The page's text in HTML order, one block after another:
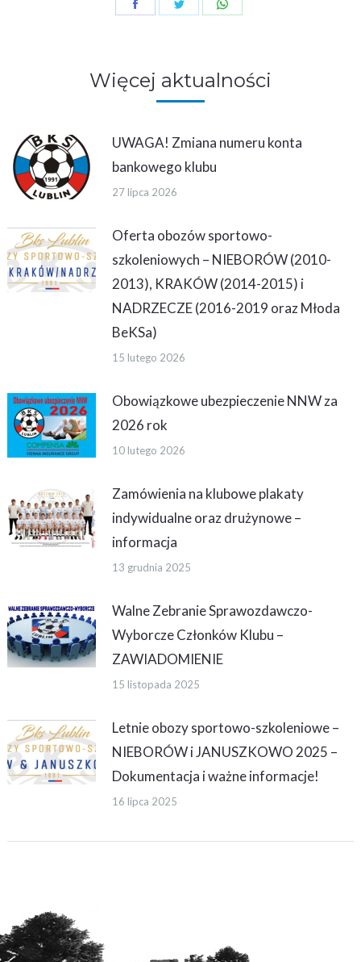
Więcej aktualności
UWAGA! Zmiana numeru konta
bankowego klubu
27 lipca 2026
Oferta obozów sportowo-
szkoleniowych – NIEBORÓW (2010-
2013), KRAKÓW (2014-2015) i
NADRZECZE (2016-2019 oraz Młoda
BeKSa)
15 lutego 2026
Obowiązkowe ubezpieczenie NNW za
2026 rok
10 lutego 2026
Zamówienia na klubowe plakaty
indywidualne oraz drużynowe –
informacja
13 grudnia 2025
Walne Zebranie Sprawozdawczo-
Wyborcze Członków Klubu –
ZAWIADOMIENIE
15 listopada 2025
Letnie obozy sportowo-szkoleniowe –
NIEBORÓW i JANUSZKOWO 2025 –
Dokumentacja i ważne informacje!
16 lipca 2025